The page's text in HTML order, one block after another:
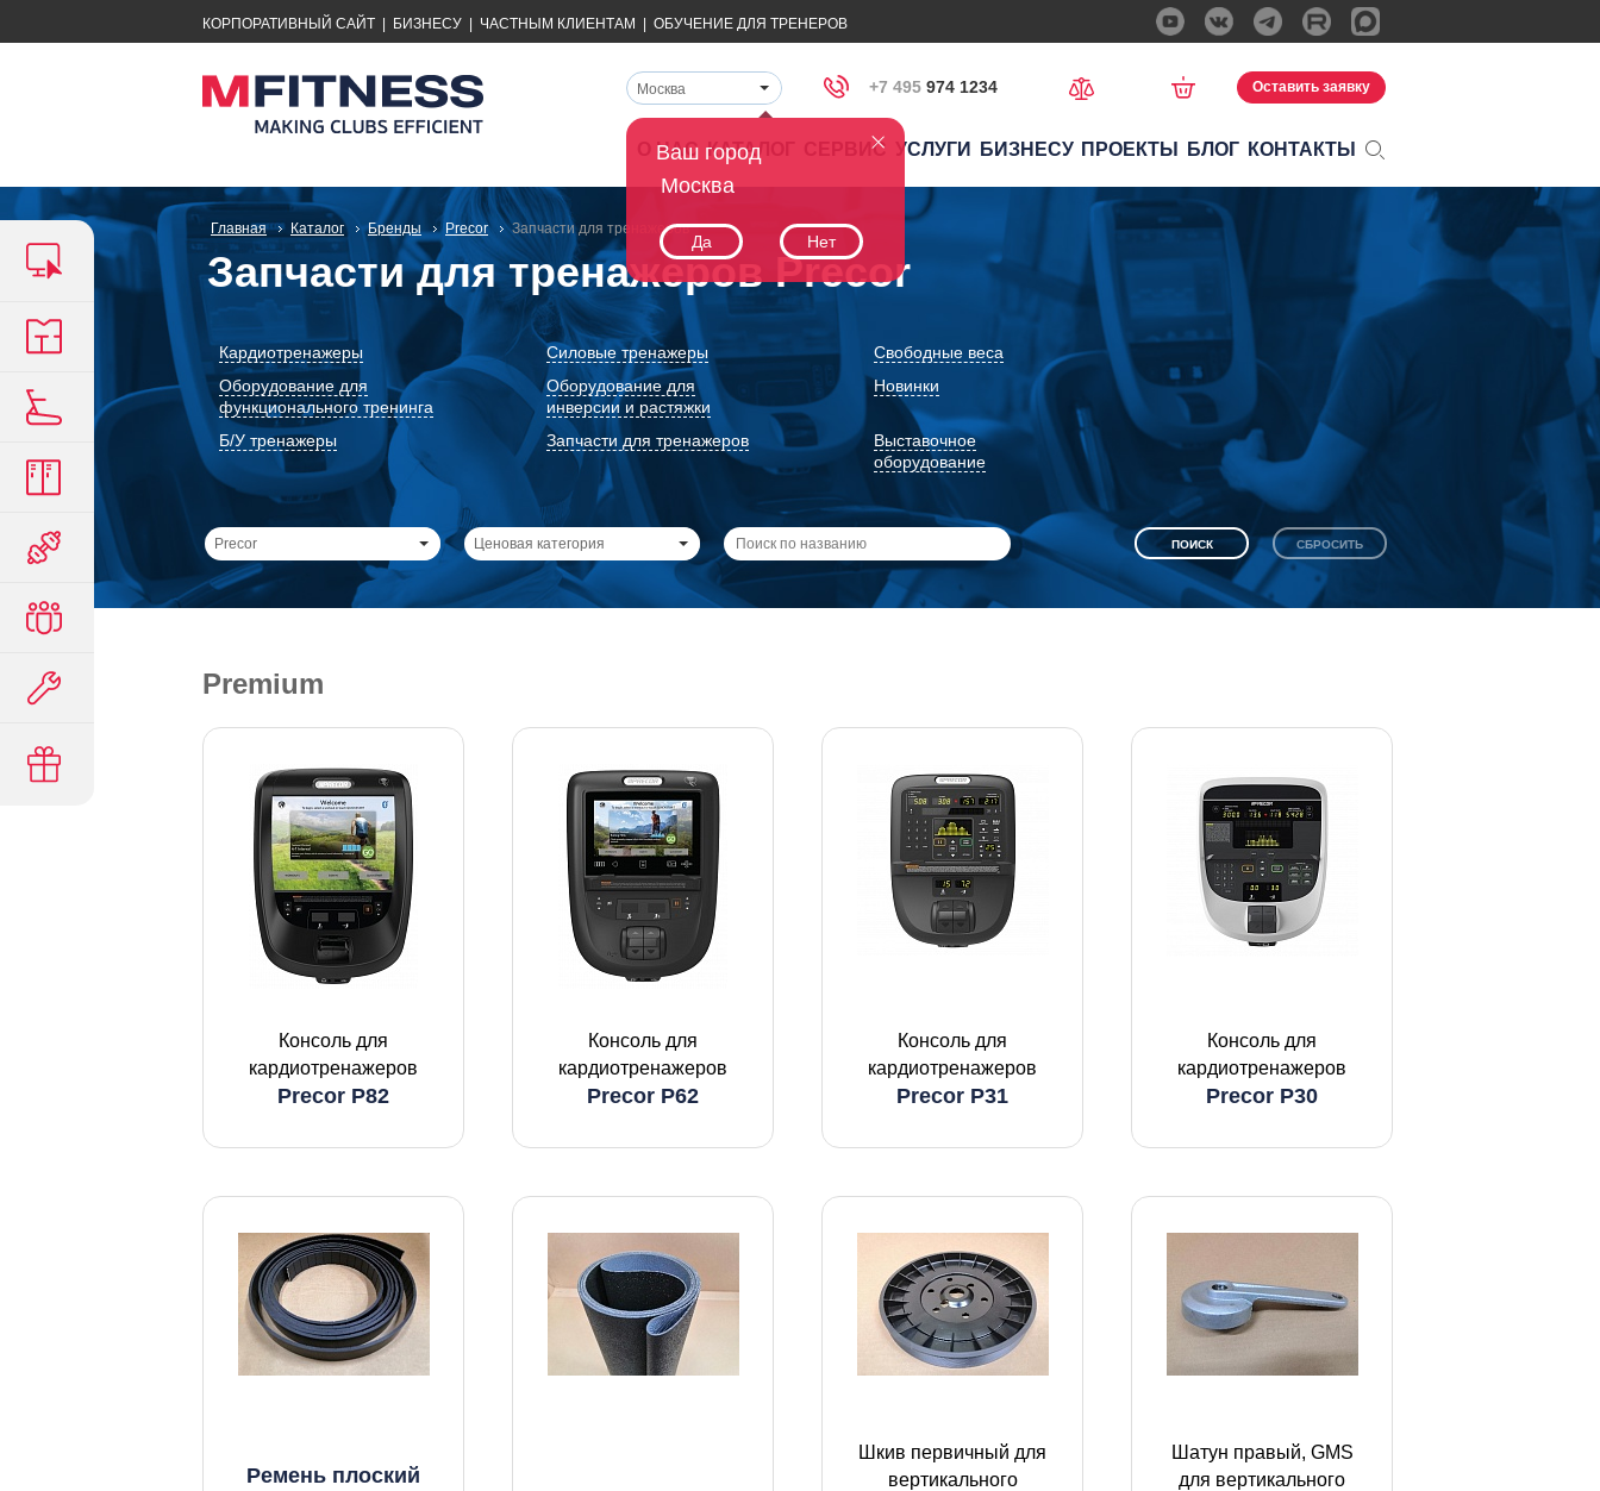
КОРПОРАТИВНЫЙ САЙТ БИЗНЕСУ ЧАСТНЫМ КЛИЕНТАМ ОБУЧЕНИЕ ДЛЯ ТРЕНЕРОВ
Ваш город
Москва
Да Нет
Москва +7 495 974 1234 Оставить заявку
О НАС КАТАЛОГ СЕРВИС УСЛУГИ БИЗНЕСУ ПРОЕКТЫ БЛОГ КОНТАКТЫ
Главная Каталог Бренды Precor Запчасти для тренажеров
Запчасти для тренажеров Precor
Кардиотренажеры Силовые тренажеры
Свободные веса
Оборудование для
функционального тренинга
Оборудование для
инверсии и растяжки
Новинки
Б/У тренажеры Запчасти для тренажеров
Выставочное
оборудование
Precor Ценовая категория
Premium
Консоль для
кардиотренажеров
Precor P82
Консоль для
кардиотренажеров
Precor P62
Консоль для
кардиотренажеров
Precor P31
Консоль для
кардиотренажеров
Precor P30
Ремень плоский
Шкив первичный для
вертикального
Шатун правый, GMS
для вертикального